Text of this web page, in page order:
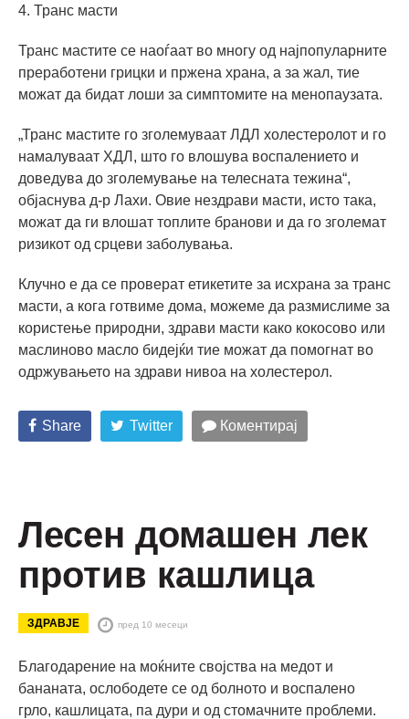
4. Транс масти
Транс мастите се наоѓаат во многу од најпопуларните
преработени грицки и пржена храна, а за жал, тие
можат да бидат лоши за симптомите на менопаузата.
„Транс мастите го зголемуваат ЛДЛ холестеролот и го
намалуваат ХДЛ, што го влошува воспалението и
доведува до зголемување на телесната тежина“,
објаснува д-р Лахи. Овие нездрави масти, исто така,
можат да ги влошат топлите бранови и да го зголемат
ризикот од срцеви заболувања.
Клучно е да се проверат етикетите за исхрана за транс
масти, а кога готвиме дома, можеме да размислиме за
користење природни, здрави масти како кокосово или
маслиново масло бидејќи тие можат да помогнат во
одржувањето на здрави нивоа на холестерол.
Share Twitter Коментирај
Лесен домашен лек
против кашлица
ЗДРАВЈЕ пред 10 месеци
Благодарение на моќните својства на медот и
бананата, ослободете се од болното и воспалено
грло, кашлицата, па дури и од стомачните проблеми.